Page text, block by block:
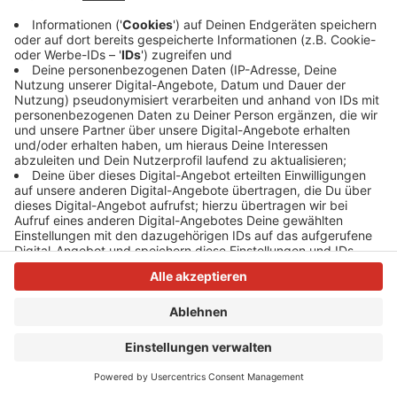
Anzeige
Anzeige
Anzeige